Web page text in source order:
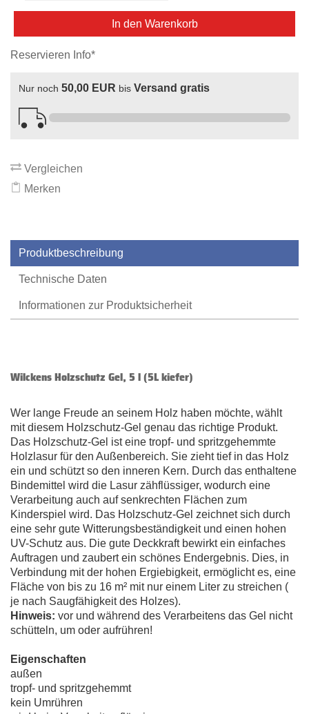
In den Warenkorb
Reservieren Info*
Nur noch 50,00 EUR bis Versand gratis
Vergleichen
Merken
Produktbeschreibung
Technische Daten
Informationen zur Produktsicherheit
Wilckens Holzschutz Gel, 5 l (5L kiefer)
Wer lange Freude an seinem Holz haben möchte, wählt
mit diesem Holzschutz-Gel genau das richtige Produkt.
Das Holzschutz-Gel ist eine tropf- und spritzgehemmte
Holzlasur für den Außenbereich. Sie zieht tief in das Holz
ein und schützt so den inneren Kern. Durch das enthaltene
Bindemittel wird die Lasur zähflüssiger, wodurch eine
Verarbeitung auch auf senkrechten Flächen zum
Kinderspiel wird. Das Holzschutz-Gel zeichnet sich durch
eine sehr gute Witterungsbeständigkeit und einen hohen
UV-Schutz aus. Die gute Deckkraft bewirkt ein einfaches
Auftragen und zaubert ein schönes Endergebnis. Dies, in
Verbindung mit der hohen Ergiebigkeit, ermöglicht es, eine
Fläche von bis zu 16 m² mit nur einem Liter zu streichen (
je nach Saugfähigkeit des Holzes).
Hinweis: vor und während des Verarbeitens das Gel nicht
schütteln, um oder aufrühren!
Eigenschaften
außen
tropf- und spritzgehemmt
kein Umrühren